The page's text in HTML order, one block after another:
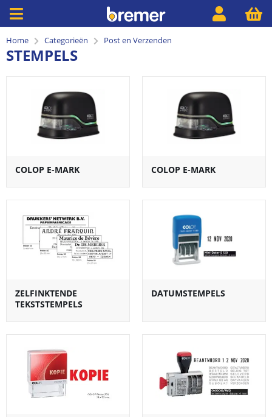
Home Categorieën Post en Verzenden
STEMPELS
COLOP E-MARK COLOP E-MARK
ZELFINKTENDE
TEKSTSTEMPELS
DATUMSTEMPELS